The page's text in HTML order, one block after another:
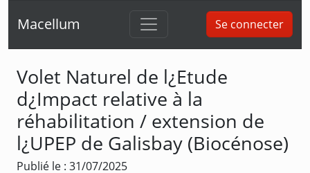
Macellum Se connecter
Volet Naturel de l¿Etude
d¿Impact relative à la
réhabilitation / extension de
l¿UPEP de Galisbay (Biocénose)
Publié le : 31/07/2025